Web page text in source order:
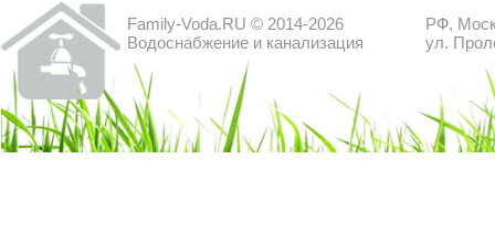
Family-Voda.RU © 2014-2026
Водоснабжение и канализация
РФ,
ул.